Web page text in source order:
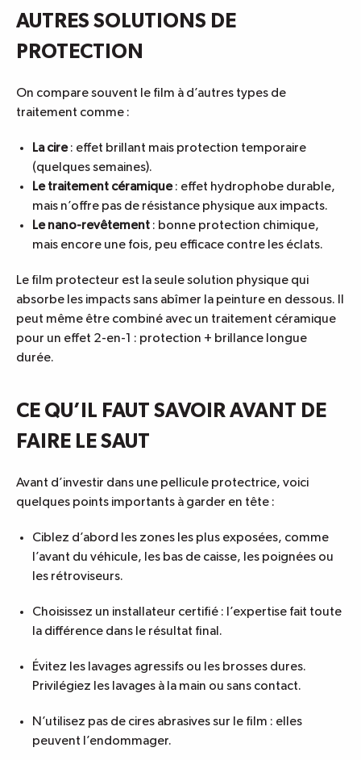
AUTRES SOLUTIONS DE
PROTECTION
On compare souvent le film à d’autres types de
traitement comme :
La cire: effet brillant mais protection temporaire
(quelques semaines).
Le traitement céramique: effet hydrophobe durable,
mais n’offre pas de résistance physique aux impacts.
Le nano-revêtement : bonne protection chimique,
mais encore une fois, peu efficace contre les éclats.
Le film protecteur est la seule solution physique qui
absorbe les impacts sans abîmer la peinture en dessous. Il
peut même être combiné avec un traitement céramique
pour un effet 2-en-1 : protection + brillance longue
durée.
CE QU’IL FAUT SAVOIR AVANT DE
FAIRE LE SAUT
Avant d’investir dans une pellicule protectrice, voici
quelques points importants à garder en tête :
Ciblez d’abord les zones les plus exposées, comme
l’avant du véhicule, les bas de caisse, les poignées ou
les rétroviseurs.
Choisissez un installateur certifié : l’expertise fait toute
la différence dans le résultat final.
Évitez les lavages agressifs ou les brosses dures.
Privilégiez les lavages à la main ou sans contact.
N’utilisez pas de cires abrasives sur le film : elles
peuvent l’endommager.